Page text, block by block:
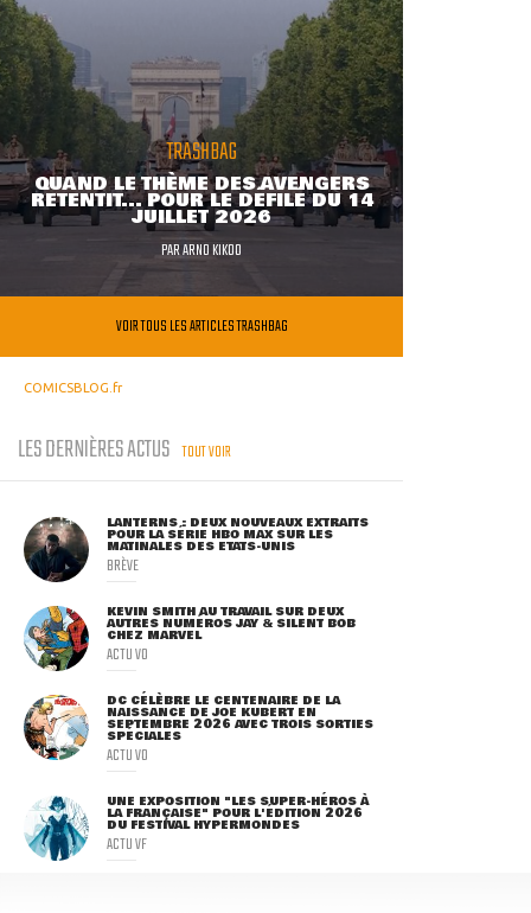
TRASHBAG
QUAND LE THÈME DES AVENGERS
RETENTIT... POUR LE DÉFILÉ DU 14
JUILLET 2026
PARARNO KIKOO
VOIR TOUS LES ARTICLES TRASHBAG
COMICSBLOG.fr
LES DERNIÈRES ACTUS TOUT VOIR
LANTERNS : DEUX NOUVEAUX EXTRAITS
POUR LA SÉRIE HBO MAX SUR LES
MATINALES DES ETATS-UNIS
BRÈVE
KEVIN SMITH AU TRAVAIL SUR DEUX
AUTRES NUMÉROS JAY & SILENT BOB
CHEZ MARVEL
ACTU VO
DC CÉLÈBRE LE CENTENAIRE DE LA
NAISSANCE DE JOE KUBERT EN
SEPTEMBRE 2026 AVEC TROIS SORTIES
SPÉCIALES
ACTU VO
UNE EXPOSITION "LES SUPER-HÉROS À
LA FRANÇAISE" POUR L'ÉDITION 2026
DU FESTIVAL HYPERMONDES
ACTU VF